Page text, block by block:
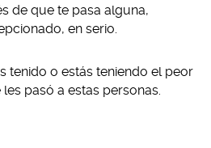
de que te pasa alguna,
en serio.
tenido o estás teniendo el peor
pasó a estas personas.